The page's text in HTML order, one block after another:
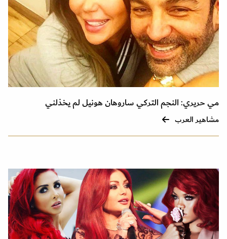
مي حريري: النجم التركي ساروهان هونيل لم يخذلني
مشاهير العرب